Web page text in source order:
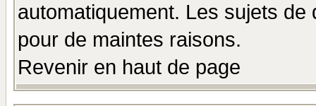
automatiquement. Les sujets
pour de maintes raisons.
Revenir en haut de page